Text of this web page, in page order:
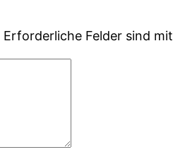
Erforderliche Felder sind mit